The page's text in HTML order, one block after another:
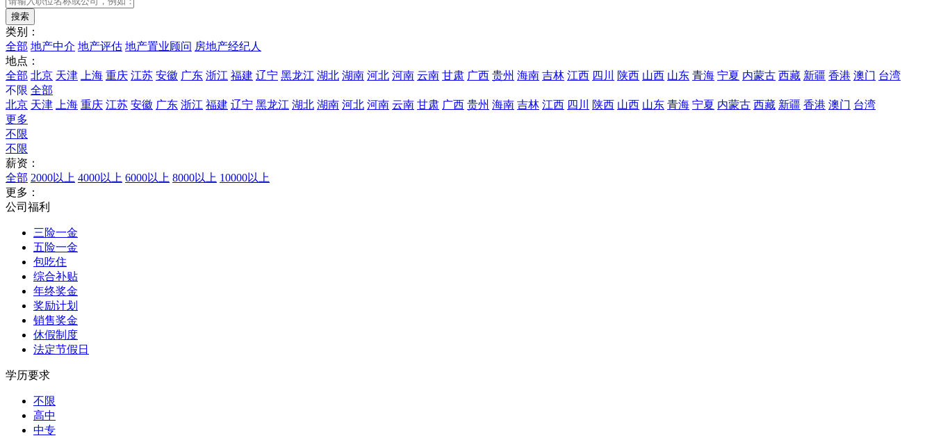
类别：
全部 地产中介 地产评估 地产置业顾问 房地产经纪人
地点：
全部 北京 天津 上海 重庆 江苏 安徽 广东 浙江 福建 辽宁 黑龙江 湖北 湖南 河北 河南 云南 甘肃 广西 贵州 海南 吉林 江西 四川 陕西 山西 山东 青海 宁夏 内蒙古 西藏 新疆 香港 澳门 台湾
不限 全部
北京 天津 上海 重庆 江苏 安徽 广东 浙江 福建 辽宁 黑龙江 湖北 湖南 河北 河南 云南 甘肃 广西 贵州 海南 吉林 江西 四川 陕西 山西 山东 青海 宁夏 内蒙古 西藏 新疆 香港 澳门 台湾
更多
不限
不限
薪资：
全部 2000以上 4000以上 6000以上 8000以上 10000以上
更多：
公司福利
三险一金
五险一金
包吃住
综合补贴
年终奖金
奖励计划
销售奖金
休假制度
法定节假日
学历要求
不限
高中
中专